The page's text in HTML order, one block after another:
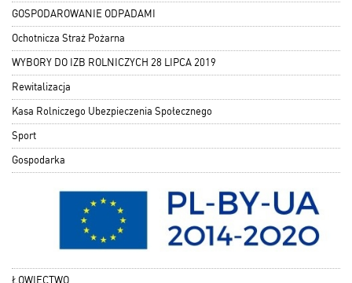
GOSPODAROWANIE ODPADAMI
Ochotnicza Straż Pożarna
WYBORY DO IZB ROLNICZYCH 28 LIPCA 2019
Rewitalizacja
Kasa Rolniczego Ubezpieczenia Społecznego
Sport
Gospodarka
ŁOWIECTWO